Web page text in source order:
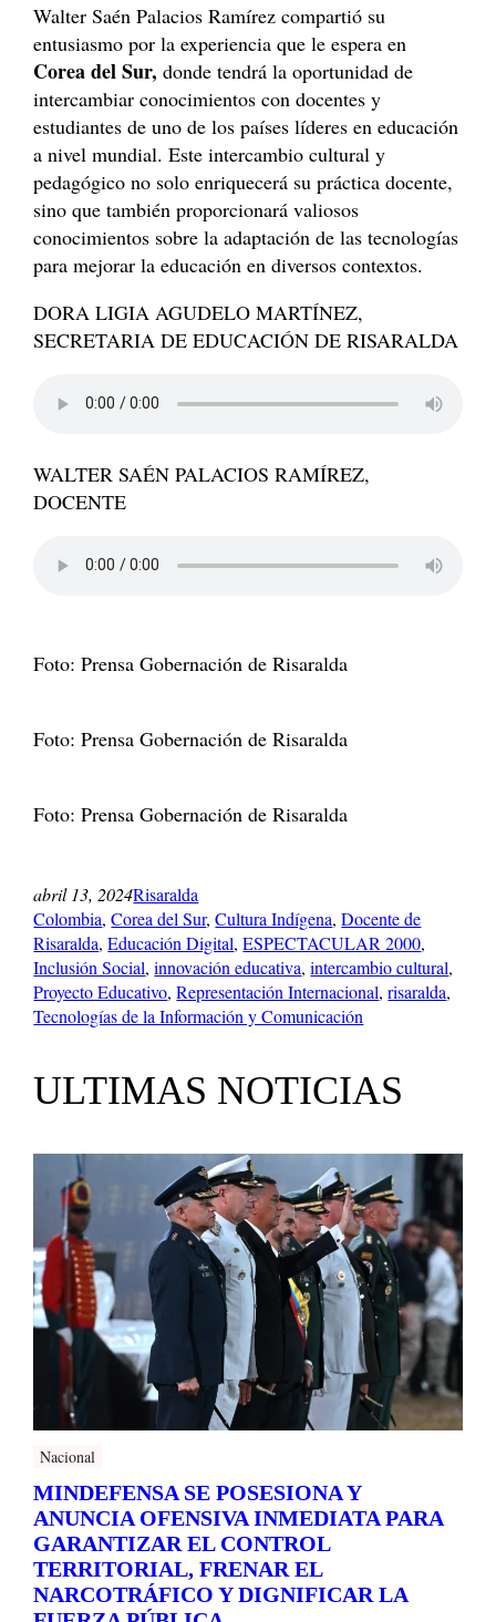
Walter Saén Palacios Ramírez compartió su
entusiasmo por la experiencia que le espera en
Corea del Sur, donde tendrá la oportunidad de
intercambiar conocimientos con docentes y
estudiantes de uno de los países líderes en educación
a nivel mundial. Este intercambio cultural y
pedagógico no solo enriquecerá su práctica docente,
sino que también proporcionará valiosos
conocimientos sobre la adaptación de las tecnologías
para mejorar la educación en diversos contextos.
DORA LIGIA AGUDELO MARTÍNEZ,
SECRETARIA DE EDUCACIÓN DE RISARALDA
WALTER SAÉN PALACIOS RAMÍREZ,
DOCENTE
Foto: Prensa Gobernación de Risaralda
Foto: Prensa Gobernación de Risaralda
Foto: Prensa Gobernación de Risaralda
abril 13, 2024Risaralda
Colombia, Corea del Sur, Cultura Indígena, Docente de
Risaralda, Educación Digital, ESPECTACULAR 2000
Inclusión Social, innovación educativa, intercambio cultural
Proyecto Educativo, Representación Internacional, risaralda
Tecnologías de la Información y Comunicación
ULTIMAS NOTICIAS
Nacional
MINDEFENSA SE POSESIONA Y
ANUNCIA OFENSIVA INMEDIATA PARA
GARANTIZAR EL CONTROL
TERRITORIAL, FRENAR EL
NARCOTRÁFICO Y DIGNIFICAR LA